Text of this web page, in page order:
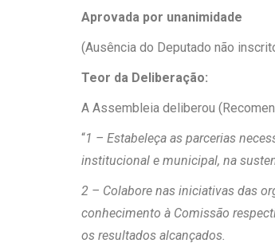
Aprovada por unanimidade
(Ausência do Deputado não
Teor da Deliberação:
A Assembleia deliberou
“1 – Estabeleça as parcerias
institucional e municipal, na
2 – Colabore nas iniciativas das
conhecimento à Comissão
os resultados alcançados.